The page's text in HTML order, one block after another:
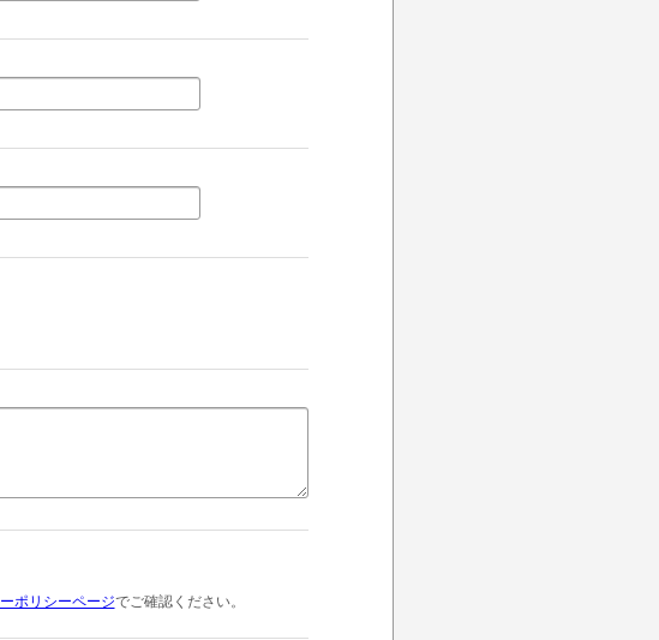
ポリシーページでご確認ください。